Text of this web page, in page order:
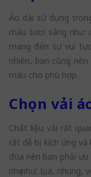
Áo dài sử dụng
màu tươi sáng như:
mang đến sự vui
nhiên, bạn cũng
màu cho phù hợp.
Chọn vải
Chất liệu vải rất
rất dễ bị kích ứng và
đùa nên bạn phải
nhẹ như: lụa,